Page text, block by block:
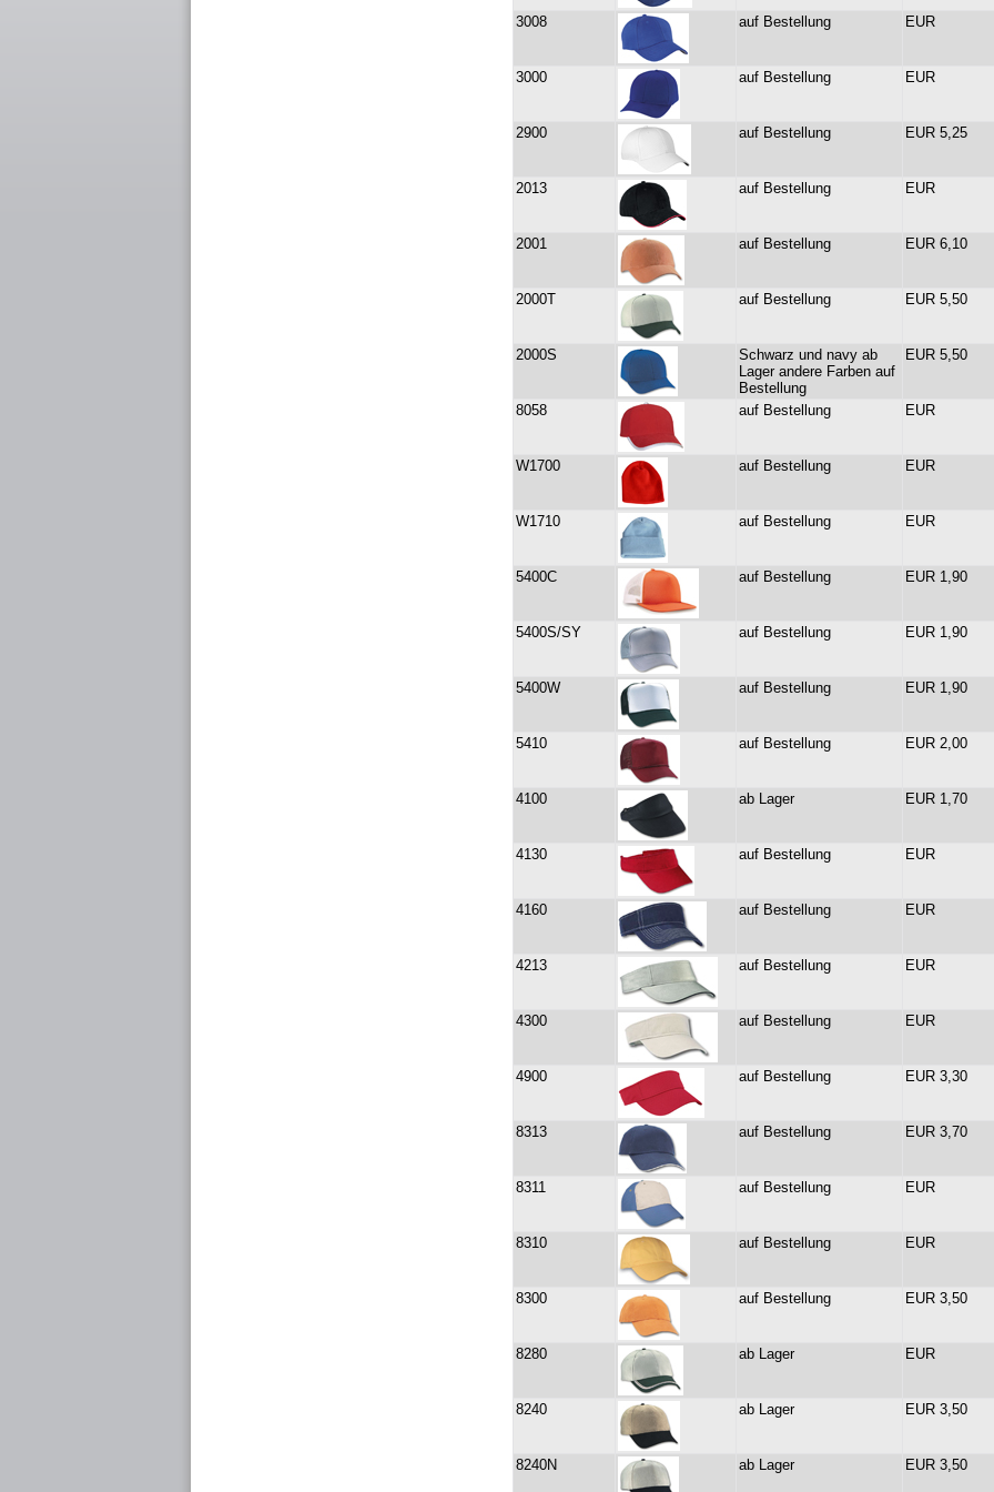
3008 auf Bestellung EUR
3000 auf Bestellung EUR
2900 auf Bestellung EUR 5,25
2013 auf Bestellung EUR
2001 auf Bestellung EUR 6,10
2000T auf Bestellung EUR 5,50
2000S
Schwarz und navy ab
Lager andere Farben auf
Bestellung
EUR 5,50
8058 auf Bestellung EUR
W1700 auf Bestellung EUR
W1710 auf Bestellung EUR
5400C auf Bestellung EUR 1,90
5400S/SY auf Bestellung EUR 1,90
5400W auf Bestellung EUR 1,90
5410 auf Bestellung EUR 2,00
4100 ab Lager EUR 1,70
4130 auf Bestellung EUR
4160 auf Bestellung EUR
4213 auf Bestellung EUR
4300 auf Bestellung EUR
4900 auf Bestellung EUR 3,30
8313 auf Bestellung EUR 3,70
8311 auf Bestellung EUR
8310 auf Bestellung EUR
8300 auf Bestellung EUR 3,50
8280 ab Lager EUR
8240 ab Lager EUR 3,50
8240N ab Lager EUR 3,50